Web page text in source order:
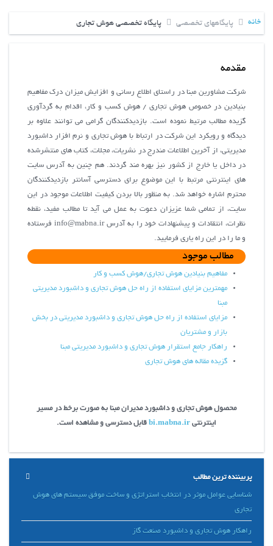
خانه پایگاههای تخصصی پایگاه تخصصی هوش تجاری
مقدمه
شرکت مشاورین مبنا در راستای اطلاع رسانی و افزایش میزان درک مفاهیم
بنیادین در خصوص هوش تجاری / هوش کسب و کار، اقدام به گردآوری
گزیده مطالب مرتیط نموده است. بازدیدکنندگان گرامی می توانند علاوه بر
دیدگاه و رویکرد این شرکت در ارتباط با هوش تجاری و نرم افزار داشبورد
مدیریتی، از آخرین اطلاعات مندرج در نشریات، مجلات، کتاب های منتشرشده
در داخل یا خارج از کشور نیز بهره مند گردند. هم چنین به آدرس سایت
های اینترنتی مرتبط با این موضوع برای دسترسی آسانتر بازدیدکنندگان
محترم اشاره خواهد شد. به منظور بالا بردن کیفیت اطلاعات موجود در این
سایت، از تمامی شما عزیزان دعوت به عمل می آید تا مطالب مفید، نقطه
نظرات، انتقادات و پیشنهادات خود را به آدرس info@mabna.ir فرستاده
و ما را در این راه یاری فرمایید.
مطالب موجود
مفاهیم بنیادین هوش تجاری/هوش کسب و کار
مهمترین مزایای استفاده از راه حل هوش تجاری و داشبورد مدیریتی
مبنا
مزایای استفاده از راه حل هوش تجاری و داشبورد مدیریتی در بخش
بازار و مشتریان
راهکار جامع استقرار هوش تجاری و داشبورد مدیریتی مبنا
گزیده مقاله های هوش تجاری
محصول هوش تجاری و داشبورد مدیران مبنا به صورت برخط در مسیر
اینترنتی bi.mabna.ir قابل دسترسی و مشاهده است.
پربیننده ترین مطالب
شناسایی عوامل موثر در انتخاب استراتژی و ساخت موفق سیستم های هوش
تجاری
راهکار هوش تجاری و داشبورد صنعت گاز